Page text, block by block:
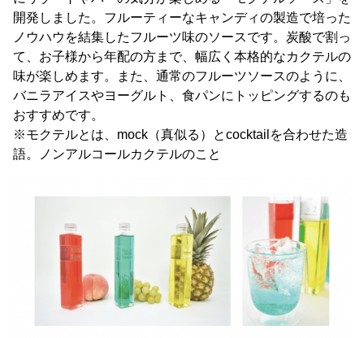
開発しました。フルーティーなキャンディの製造で培った
ノウハウを結集したフルーツ味のソースです。炭酸で割っ
て、お子様から年配の方まで、幅広く本格的なカクテルの
味が楽しめます。また、通常のフルーツソースのように、
バニラアイスやヨーグルト、食パンにトッピングするのも
おすすめです。
※モクテルとは、mock（真似る）とcocktailを合わせた造
語。ノンアルコールカクテルのこと